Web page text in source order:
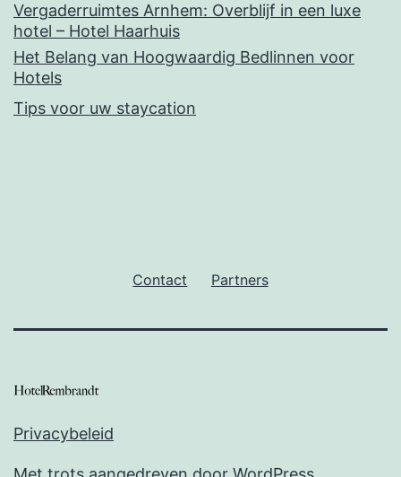
Vergaderruimtes Arnhem: Overblijf in een luxe
hotel – Hotel Haarhuis
Het Belang van Hoogwaardig Bedlinnen voor
Hotels
Tips voor uw staycation
Contact Partners
Privacybeleid